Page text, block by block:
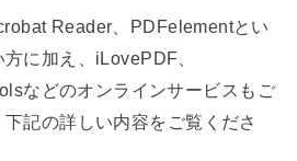
Reader、PDFelementとい
に加え、iLovePDF、
などのオンラインサービスもご
記の詳しい内容をご覧くださ